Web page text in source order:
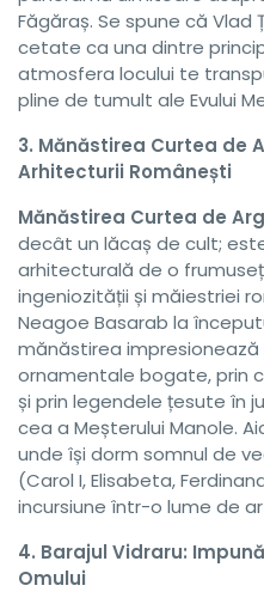
Făgăraș. Se spune că
cetate ca una dintre
atmosfera locului te
pline de tumult ale Evului
3. Mănăstirea Curtea de
Arhitecturii Românești
Mănăstirea Curtea de
decât un lăcaș de cult;
arhitecturală de o
ingeniozității și măiestriei
Neagoe Basarab la
mănăstirea impresionează
ornamentale bogate, prin
și prin legendele țesute în
cea a Meșterului Manole.
unde își dorm somnul de
(Carol I, Elisabeta,
incursiune într-o lume de
4. Barajul Vidraru:
Omului